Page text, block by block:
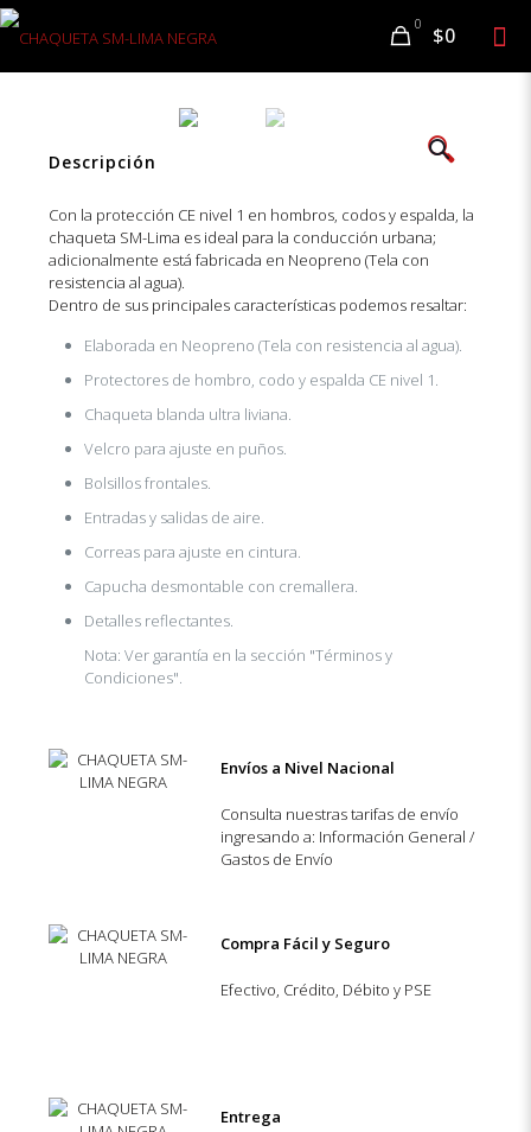
0 $0
🔍
Descripción
Con la protección CE nivel 1 en hombros, codos y espalda, la
chaqueta SM-Lima es ideal para la conducción urbana;
adicionalmente está fabricada en Neopreno (Tela con
resistencia al agua).
Dentro de sus principales características podemos resaltar:
Elaborada en Neopreno (Tela con resistencia al agua).
Protectores de hombro, codo y espalda CE nivel 1.
Chaqueta blanda ultra liviana.
Velcro para ajuste en puños.
Bolsillos frontales.
Entradas y salidas de aire.
Correas para ajuste en cintura.
Capucha desmontable con cremallera.
Detalles reflectantes.
Nota: Ver garantía en la sección "Términos y
Condiciones".
Envíos a Nivel Nacional
Consulta nuestras tarifas de envío
ingresando a: Información General /
Gastos de Envío
Compra Fácil y Seguro
Efectivo, Crédito, Débito y PSE
Entrega